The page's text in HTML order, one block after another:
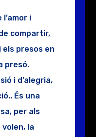
i
compartir,
presos en
presó.
i d’alegria,
És una
per als
volen, la